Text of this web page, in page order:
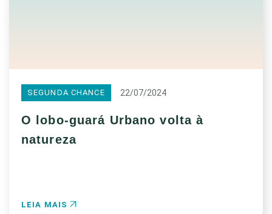
SEGUNDA CHANCE 22/07/2024
O lobo-guará Urbano volta à
natureza
LEIA MAIS